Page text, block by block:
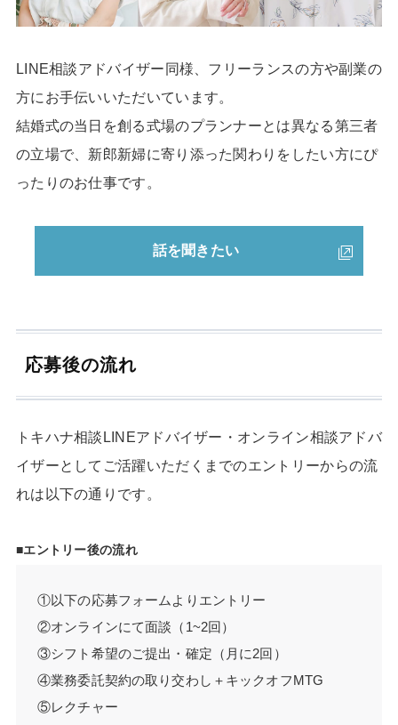
LINE相談アドバイザー同様、フリーランスの方や副業の
方にお手伝いいただいています。
結婚式の当日を創る式場のプランナーとは異なる第三者
の立場で、新郎新婦に寄り添った関わりをしたい方にぴ
ったりのお仕事です。
話を聞きたい
応募後の流れ
トキハナ相談LINEアドバイザー・オンライン相談アドバ
イザーとしてご活躍いただくまでのエントリーからの流
れは以下の通りです。
■エントリー後の流れ
①以下の応募フォームよりエントリー
②オンラインにて面談（1~2回）
③シフト希望のご提出・確定（月に2回）
④業務委託契約の取り交わし＋キックオフMTG
⑤レクチャー